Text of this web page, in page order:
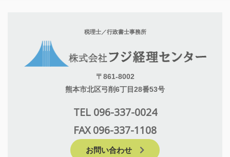
税理士／行政書士事務所
〒861-8002
熊本市北区弓削6丁目28番53号
TEL 096-337-0024
FAX 096-337-1108
お問い合わせ